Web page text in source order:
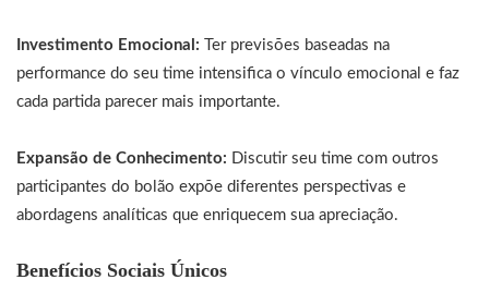
Investimento Emocional: Ter previsões baseadas na
performance do seu time intensifica o vínculo emocional e faz
cada partida parecer mais importante.
Expansão de Conhecimento: Discutir seu time com outros
participantes do bolão expõe diferentes perspectivas e
abordagens analíticas que enriquecem sua apreciação.
Benefícios Sociais Únicos